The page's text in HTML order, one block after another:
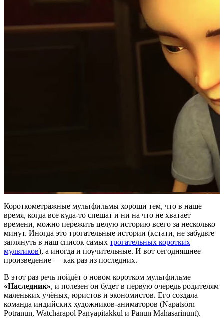
Короткометражные мультфильмы хороши тем, что в наше
время, когда все куда-то спешат и ни на что не хватает
времени, можно пережить целую историю всего за несколько
минут. Иногда это трогательные истории (кстати, не забудьте
заглянуть в наш список самых трогательных коротких
мультиков), а иногда и поучительные. И вот сегодняшнее
произведение — как раз из последних.
В этот раз речь пойдёт о новом коротком мультфильме
«Наследник», и полезен он будет в первую очередь родителям
маленьких учёных, юристов и экономистов. Его создала
команда индийских художников-аниматоров (Napatsorn
Potranun, Watcharapol Panyapitakkul и Panun Mahasarinunt).